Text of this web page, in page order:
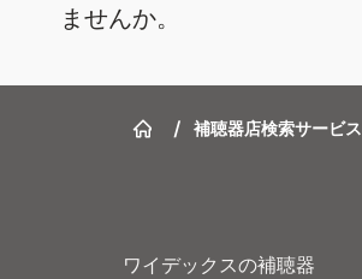
ませんか。
/ 補聴器店検索サービス
ワイデックスの補聴器